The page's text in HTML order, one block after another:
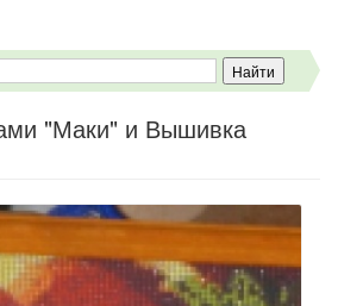
"Маки" и Вышивка